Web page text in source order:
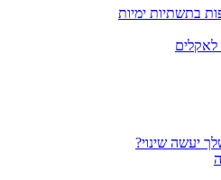
בתשתיות ימיות
לאקלים
יעשה שינוי?